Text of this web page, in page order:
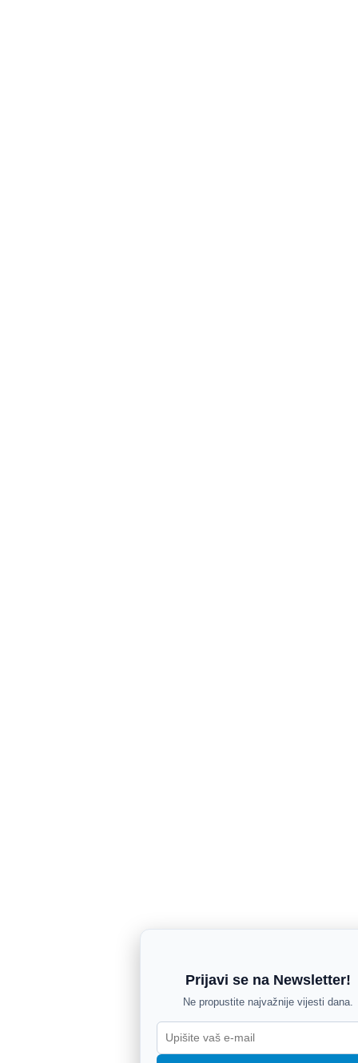
Prijavi se na Newsletter!
Ne propustite najvažnije vijesti dana.